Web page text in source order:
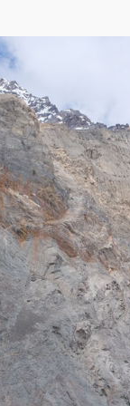
на картах
в
озеро. Завал
моря около 3300
небольшая река
и лишайников(205)